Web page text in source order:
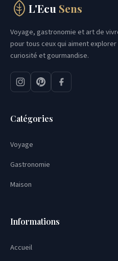
Aller
contenu
L'Ecu Sens
Voyage, gastronomie et art de
pour tous ceux qui aiment
curiosité et gourmandise.
Catégories
Voyage
Gastronomie
Maison
Informations
Accueil